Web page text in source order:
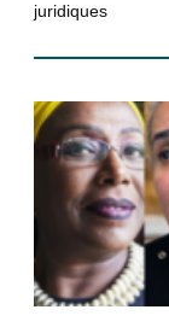
juridiques